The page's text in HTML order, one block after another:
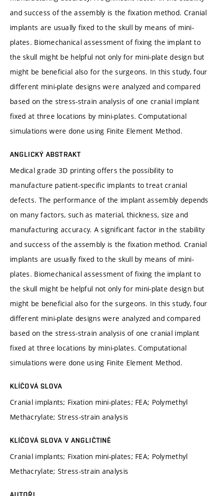
and success of the assembly is the fixation method. Cranial
implants are usually fixed to the skull by means of mini-
plates. Biomechanical assessment of fixing the implant to
the skull might be helpful not only for mini-plate design but
might be beneficial also for the surgeons. In this study, four
different mini-plate designs were analyzed and compared
based on the stress-strain analysis of one cranial implant
fixed at three locations by mini-plates. Computational
simulations were done using Finite Element Method.
ANGLICKÝ ABSTRAKT
Medical grade 3D printing offers the possibility to
manufacture patient-specific implants to treat cranial
defects. The performance of the implant assembly depends
on many factors, such as material, thickness, size and
manufacturing accuracy. A significant factor in the stability
and success of the assembly is the fixation method. Cranial
implants are usually fixed to the skull by means of mini-
plates. Biomechanical assessment of fixing the implant to
the skull might be helpful not only for mini-plate design but
might be beneficial also for the surgeons. In this study, four
different mini-plate designs were analyzed and compared
based on the stress-strain analysis of one cranial implant
fixed at three locations by mini-plates. Computational
simulations were done using Finite Element Method.
KLÍČOVÁ SLOVA
Cranial implants; Fixation mini-plates; FEA; Polymethyl
Methacrylate; Stress-strain analysis
KLÍČOVÁ SLOVA V ANGLIČTINĚ
Cranial implants; Fixation mini-plates; FEA; Polymethyl
Methacrylate; Stress-strain analysis
AUTOŘI